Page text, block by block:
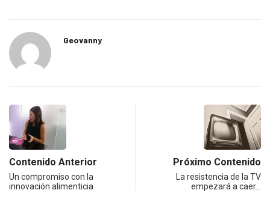
Geovanny
Contenido Anterior
Un compromiso con la
innovación alimenticia
Próximo Contenido
La resistencia de la TV
empezará a caer…